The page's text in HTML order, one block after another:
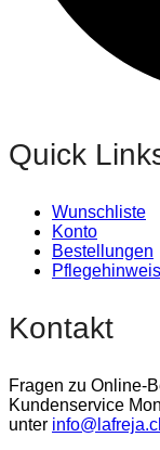
Quick
Wunschliste
Konto
Bestellungen
Kontakt
Fragen zu Online-
Kundenservice
unter